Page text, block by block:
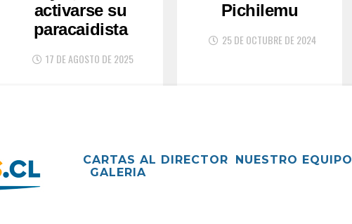
activarse su
paracaidista
17 DE AGOSTO DE 2025
Pichilemu
25 DE OCTUBRE DE 2024
CARTAS AL DIRECTOR NUESTRO EQUIPO
GALERIA